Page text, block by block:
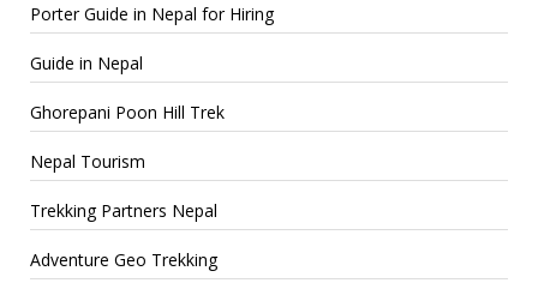
Porter Guide in Nepal for Hiring
Guide in Nepal
Ghorepani Poon Hill Trek
Nepal Tourism
Trekking Partners Nepal
Adventure Geo Trekking